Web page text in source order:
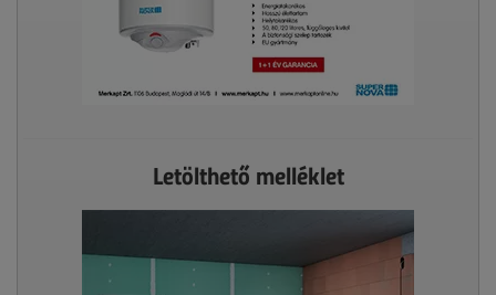
Letölthető melléklet